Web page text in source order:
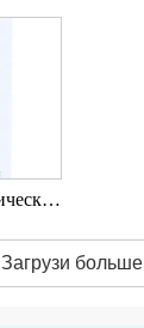
Французский аналитический отчет
Загрузи больше